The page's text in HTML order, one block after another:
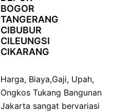
BOGOR
TANGERANG
CIBUBUR
CILEUNGSI
CIKARANG
Harga, Biaya,Gaji, Upah,
OngkosTukang Bangunan
Jakarta sangat bervariasi